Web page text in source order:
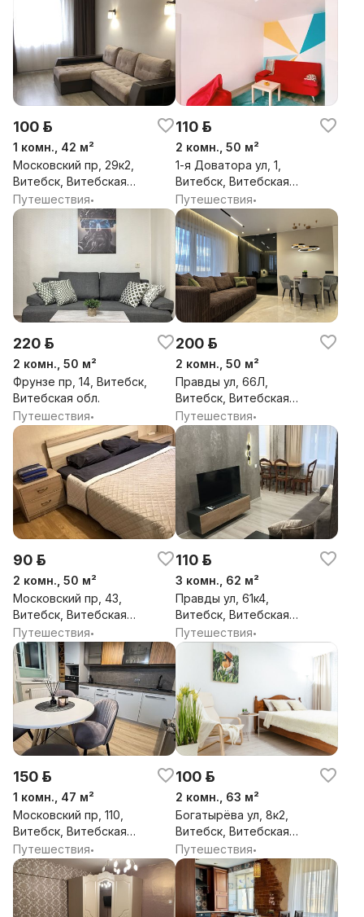
100 р.
1 комн., 42 м²
Московский пр, 29к2,
Витебск, Витебская
обл.
Путешествия•
110 р.
2 комн., 50 м²
1-я Доватора ул, 1,
Витебск, Витебская
обл.
Путешествия•
220 р.
2 комн., 50 м²
Фрунзе пр, 14, Витебск,
Витебская обл.
Путешествия•
200 р.
2 комн., 50 м²
Правды ул, 66Л,
Витебск, Витебская
обл.
Путешествия•
90 р.
2 комн., 50 м²
Московский пр, 43,
Витебск, Витебская
обл.
Путешествия•
110 р.
3 комн., 62 м²
Правды ул, 61к4,
Витебск, Витебская
обл.
Путешествия•
150 р.
1 комн., 47 м²
Московский пр, 110,
Витебск, Витебская
обл.
Путешествия•
100 р.
2 комн., 63 м²
Богатырёва ул, 8к2,
Витебск, Витебская
обл.
Путешествия•